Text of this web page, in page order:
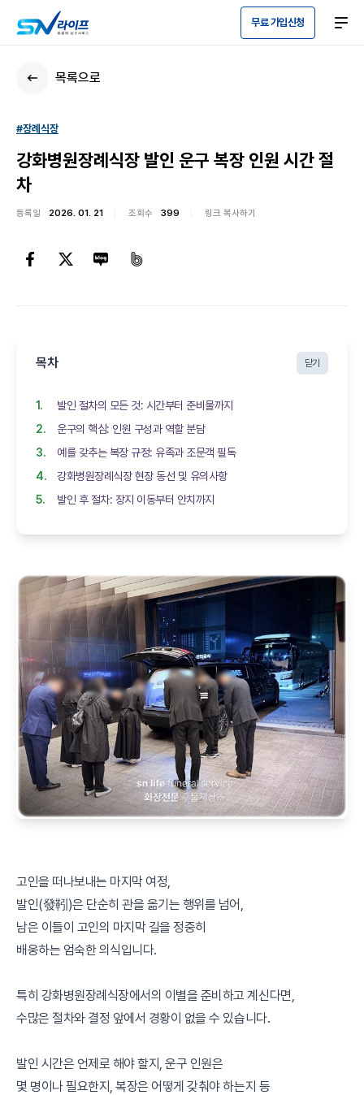
무료 가입신청
목록으로
#장례식장
강화병원장례식장 발인 운구 복장 인원 시간 절
차
등록일 2026. 01. 21 조회수 399 링크 복사하기
목차 닫기
발인 절차의 모든 것: 시간부터 준비물까지
운구의 핵심: 인원 구성과 역할 분담
예를 갖추는 복장 규정: 유족과 조문객 필독
강화병원장례식장 현장 동선 및 유의사항
발인 후 절차: 장지 이동부터 안치까지
고인을 떠나보내는 마지막 여정,
발인(發靷)은 단순히 관을 옮기는 행위를 넘어,
남은 이들이 고인의 마지막 길을 정중히
배웅하는 엄숙한 의식입니다.
특히 강화병원장례식장에서의 이별을 준비하고 계신다면,
수많은 절차와 결정 앞에서 경황이 없을 수 있습니다.
발인 시간은 언제로 해야 할지, 운구 인원은
몇 명이나 필요한지, 복장은 어떻게 갖춰야 하는지 등